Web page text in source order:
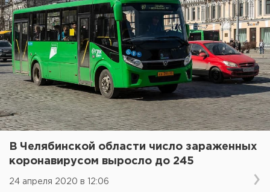
В Челябинской области число зараженных
коронавирусом выросло до 245
24 апреля 2020 в 12:06